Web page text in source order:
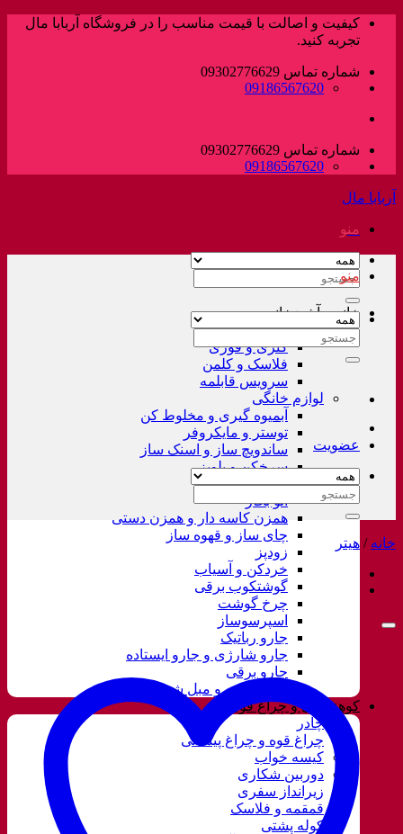
پرش
کیفیت و اصالت با قیمت مناسب را در فروشگاه آربابا مال
تجربه کنید.
شماره تماس 09302776629
09186567620
شماره تماس 09302776629
09186567620
آربابا مال
منو
جستجو
خانه و آشپزخانه
لوازم خانگی غیر برقی
کتری و قوری
فلاسک و کلمن
سرویس قابلمه
لوازم خانگی
آبمیوه گیری و مخلوط کن
توستر و مایکروفر
ساندویچ ساز و اسنک ساز
سرخکن و پلوپز
غذاساز
اتو بخار
همزن کاسه دار و همزن دستی
چای ساز و قهوه ساز
زودپز
خردکن و آسیاب
گوشتکوب برقی
چرخ گوشت
اسپرسوساز
جارو رباتیک
جارو شارژی و جارو ایستاده
جارو برقی
فرش شور و مبل شور
کوهنوردی و چراغ قوه
چادر
چراغ قوه و چراغ پیشانی
کیسه خواب
دوربین شکاری
زیرانداز سفری
قمقمه و فلاسک
کوله پشتی
منو
جستجو
عضویت
جستجو
خانه / هیتر